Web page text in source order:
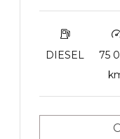
DIESEL
75